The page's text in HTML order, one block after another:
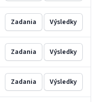
Zadania Výsledky
Zadania Výsledky
Zadania Výsledky